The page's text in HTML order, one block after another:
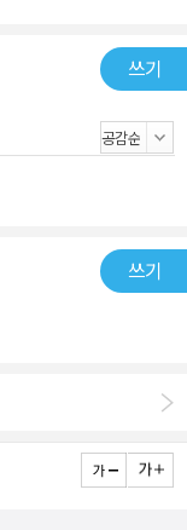
쓰기
쓰기